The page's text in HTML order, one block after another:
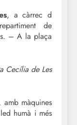
, a càrrec d
de
– A la plaça
Cecília de Les
amb màquines
humà i més